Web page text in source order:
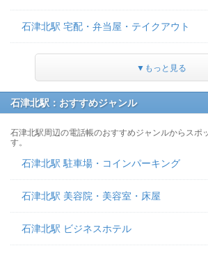
石津北駅 宅配・弁当屋・テイクアウト
▼もっと見る
石津北駅：おすすめジャンル
石津北駅周辺の電話帳のおすすめジャンルからスポ
す。
石津北駅 駐車場・コインパーキング
石津北駅 美容院・美容室・床屋
石津北駅 ビジネスホテル